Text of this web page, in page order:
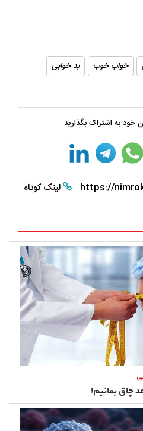
خواب خوب
بد خوابی
خود به اشتراک بگذارید
https:// لینک کوتاه
چاق بمانیم!